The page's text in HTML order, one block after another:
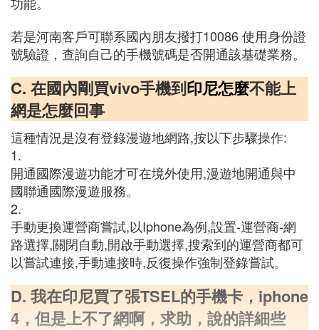
若是河南客戶可聯系國內朋友撥打10086 使用身份證
號驗證，查詢自己的手機號碼是否開通該基礎業務。
C. 在國內剛買vivo手機到印尼怎麼不能上
網是怎麼回事
這種情況是沒有登錄漫遊地網路,按以下步驟操作:
1.
開通國際漫遊功能才可在境外使用,漫遊地開通與中
國聯通國際漫遊服務。
2.
手動更換運營商嘗試,以Iphone為例,設置-運營商-網
路選擇,關閉自動,開啟手動選擇,搜索到的運營商都可
以嘗試連接,手動連接時,反復操作強制登錄嘗試。
D. 我在印尼買了張TSEL的手機卡，iphone
4，但是上不了網啊，求助，說的詳細些